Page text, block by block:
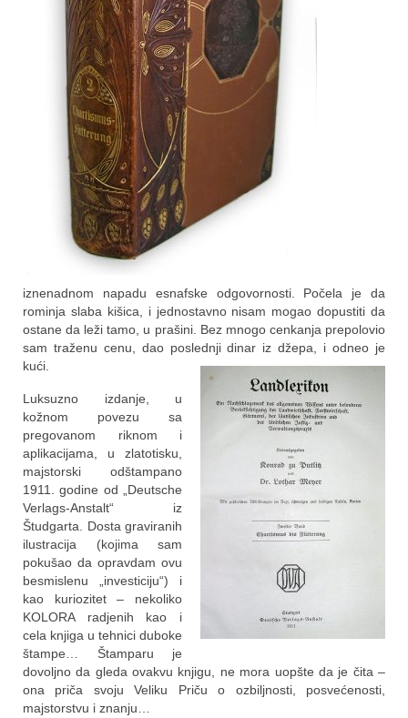
iznenadnom napadu esnafske odgovornosti. Počela je da
rominja slaba kišica, i jednostavno nisam mogao dopustiti da
ostane da leži tamo, u prašini. Bez mnogo cenkanja prepolovio
sam traženu cenu, dao poslednji dinar iz džepa, i odneo je
kući.
Luksuzno izdanje, u
kožnom povezu sa
pregovanom riknom i
aplikacijama, u zlatotisku,
majstorski odštampano
1911. godine od „Deutsche
Verlags-Anstalt“ iz
Študgarta. Dosta graviranih
ilustracija (kojima sam
pokušao da opravdam ovu
besmislenu „investiciju“) i
kao kuriozitet – nekoliko
KOLORA radjenih kao i
cela knjiga u tehnici duboke
štampe… Štamparu je
dovoljno da gleda ovakvu knjigu, ne mora uopšte da je čita –
ona priča svoju Veliku Priču o ozbiljnosti, posvećenosti,
majstorstvu i znanju…